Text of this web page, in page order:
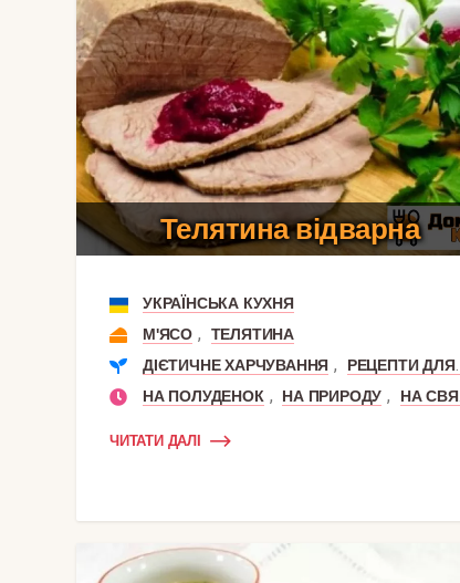
Телятина відварна
УКРАЇНСЬКА КУХНЯ
М'ЯСО ,
ТЕЛЯТИНА
ДІЄТИЧНЕ ХАРЧУВАННЯ ,
РЕЦЕПТИ ДЛЯ СХУДНЕННЯ
НА ПОЛУДЕНОК , НА ПРИРОДУ , НА СВЯТКОВИЙ СТІЛ
ЧИТАТИ ДАЛІ